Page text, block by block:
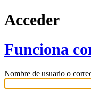
Acceder
Funciona
Nombre de usuario o